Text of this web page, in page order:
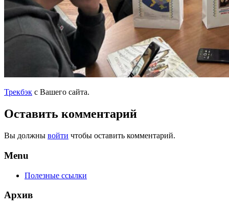
Трекбэк с Вашего сайта.
Оставить комментарий
Вы должны войти чтобы оставить комментарий.
Menu
Полезные ссылки
Архив